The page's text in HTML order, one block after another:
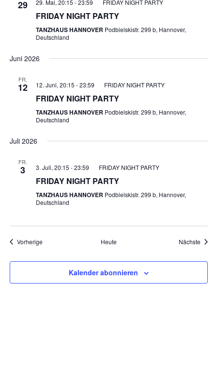
29 29. Mai, 20:15 -23:59 FRIDAY NIGHT PARTY
FRIDAY NIGHT PARTY
TANZHAUS HANNOVER Podbielskistr. 299 b, Hannover,
Deutschland
Juni 2026
FR.
12 12. Juni, 20:15 -23:59 FRIDAY NIGHT PARTY
FRIDAY NIGHT PARTY
TANZHAUS HANNOVER Podbielskistr. 299 b, Hannover,
Deutschland
Juli 2026
FR.
3 3. Juli, 20:15 -23:59 FRIDAY NIGHT PARTY
FRIDAY NIGHT PARTY
TANZHAUS HANNOVER Podbielskistr. 299 b, Hannover,
Deutschland
VorherigeVeranstaltungen Heute Nächste
Kalender abonnieren